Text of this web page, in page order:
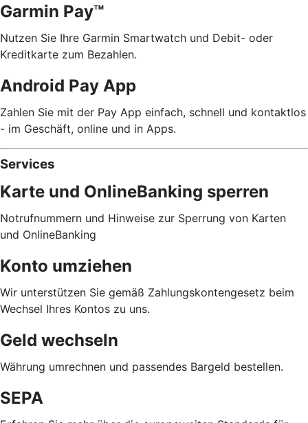
Garmin Pay™
Nutzen Sie Ihre Garmin Smartwatch und Debit- oder
Kreditkarte zum Bezahlen.
Android Pay App
Zahlen Sie mit der Pay App einfach, schnell und kontaktlos
- im Geschäft, online und in Apps.
Services
Karte und OnlineBanking sperren
Notrufnummern und Hinweise zur Sperrung von Karten
und OnlineBanking
Konto umziehen
Wir unterstützen Sie gemäß Zahlungskontengesetz beim
Wechsel Ihres Kontos zu uns.
Geld wechseln
Währung umrechnen und passendes Bargeld bestellen.
SEPA